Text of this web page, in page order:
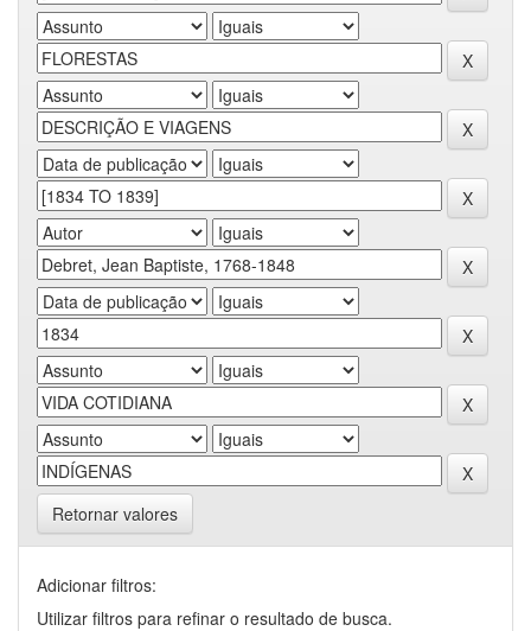
Retornar valores
Adicionar filtros:
Utilizar filtros para refinar o resultado de busca.